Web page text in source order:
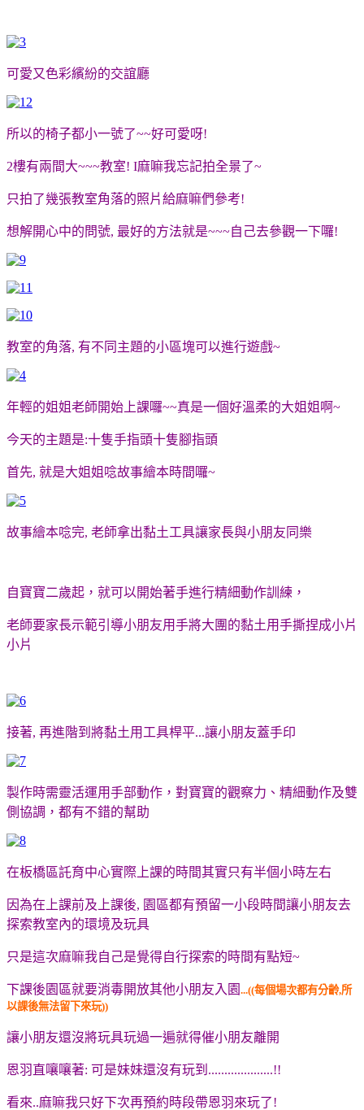
可愛又色彩繽紛的交誼廳
所以的椅子都小一號了~~好可愛呀!
2樓有兩間大~~~教室! I麻嘛我忘記拍全景了~
只拍了幾張教室角落的照片給麻嘛們參考!
想解開心中的問號, 最好的方法就是~~~自己去參觀一下囉!
教室的角落, 有不同主題的小區塊可以進行遊戲~
年輕的姐姐老師開始上課囉~~真是一個好溫柔的大姐姐啊~
今天的主題是:十隻手指頭十隻腳指頭
首先, 就是大姐姐唸故事繪本時間囉~
故事繪本唸完, 老師拿出黏土工具讓家長與小朋友同樂
自寶寶二歲起，就可以開始著手進行精細動作訓練，
老師要家長示範引導小朋友用手將大團的黏土用手撕捏成小片
小片
接著, 再進階到將黏土用工具桿平...讓小朋友蓋手印
製作時需靈活運用手部動作，對寶寶的觀察力、精細動作及雙
側協調，都有不錯的幫助
在板橋區託育中心實際上課的時間其實只有半個小時左右
因為在上課前及上課後, 園區都有預留一小段時間讓小朋友去
探索教室內的環境及玩具
只是這次麻嘛我自己是覺得自行探索的時間有點短~
下課後園區就要消毒開放其他小朋友入園 ...((每個場次都有分齡,所
以課後無法留下來玩))
讓小朋友還沒將玩具玩過一遍就得催小朋友離開
恩羽直嚷嚷著: 可是妹妹還沒有玩到....................!!
看來..麻嘛我只好下次再預約時段帶恩羽來玩了!